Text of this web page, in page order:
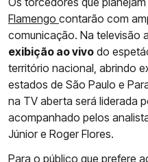
Flamengo contarão com
comunicação. Na televisão
exibição ao vivo do
território nacional, abrindo
estados de São Paulo e
na TV aberta será liderada
acompanhado pelos
Júnior e Roger Flores.
Para o público que prefere